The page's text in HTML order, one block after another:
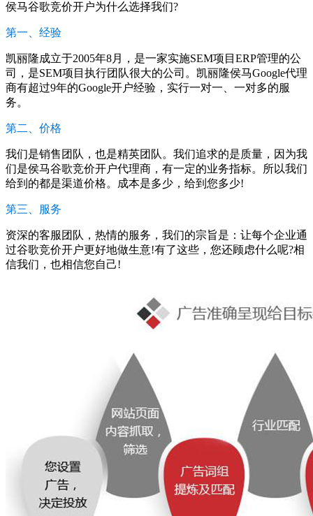
侯马谷歌竞价开户为什么选择我们?
第一、经验
凯丽隆成立于2005年8月，是一家实施SEM项目ERP管理的公
司，是SEM项目执行团队很大的公司。凯丽隆侯马Google代理
商有超过9年的Google开户经验，实行一对一、一对多的服
务。
第二、价格
我们是销售团队，也是精英团队。我们追求的是质量，因为我
们是侯马谷歌竞价开户代理商，有一定的业务指标。所以我们
给到的都是渠道价格。成本是多少，给到您多少!
第三、服务
资深的客服团队，热情的服务，我们的宗旨是：让每个企业通
过谷歌竞价开户更好地做生意!有了这些，您还顾虑什么呢?相
信我们，也相信您自己!